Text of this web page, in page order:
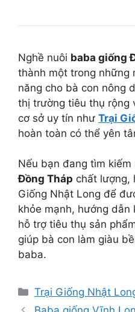
Nghề nuôi baba giống
thành một trong những
năng cho bà con nông
thị trường tiêu thụ rộng
cơ sở uy tín như Trại
hoàn toàn có thể yên
Nếu bạn đang tìm kiếm
Đồng Tháp chất lượng,
Giống Nhật Long để
khỏe mạnh, hướng
hỗ trợ tiêu thụ sản
giúp bà con làm giàu
baba.
Danh
mục
Trại Giống Nhật